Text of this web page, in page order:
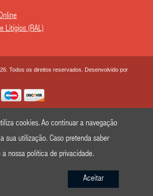
Litígios (RAL)
Todos os direitos reservados. Desenvolvido por
cookies. Ao continuar a navegação
sua utilização. Caso pretenda saber
a nossapolítica de privacidade.
Aceitar